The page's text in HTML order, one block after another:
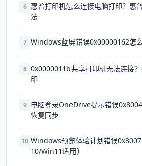
6 惠普打印机怎么连接电脑打印？惠
法
7 Windows蓝屏错误0x00000162怎
8 0x0000011b共享打印机无法连接
印
9 电脑登录OneDrive提示错误
恢复同步
10 Windows预览体验计划错误
10/Win11适用）